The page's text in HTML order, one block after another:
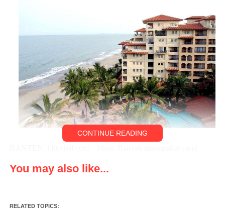
Pengusaha wisata terpaksa gulung tikar akibat Sepinya
Pandeglang, Banten, hal ini dirasakan Sejak Terjadinya Bencana
CONTINUE READING
You may also like...
RELATED TOPICS: